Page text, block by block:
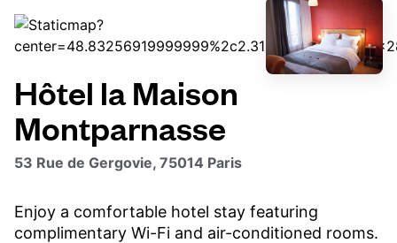
Hôtel la Maison
Montparnasse
53 Rue de Gergovie, 75014 Paris
Enjoy a comfortable hotel stay featuring
complimentary Wi-Fi and air-conditioned rooms.